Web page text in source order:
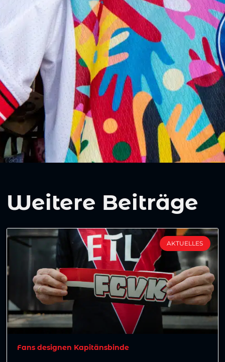
Weitere Beiträge
AKTUELLES
Fans designen Kapitänsbinde